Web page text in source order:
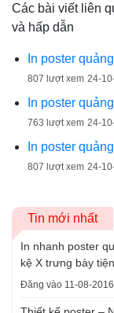
Các bài viết liên
và hấp dẫn
In poster
807 lượt xem 24-
In poster
763 lượt xem 24-
In poster
807 lượt xem 24-
Tin mới nhất
In nhanh poster
kệ X trưng bày
Đăng vào 11-08-2016